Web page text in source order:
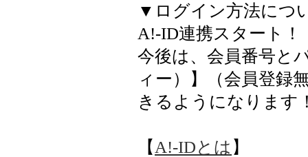
▼ログイン方法につ
A!-ID連携スタート！
今後は、会員番号と
ィー）】（会員登録
きるようになります
【 A!-IDとは 】